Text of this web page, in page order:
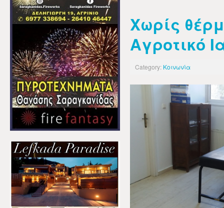
Χωρίς
Αγροτικό
Category: Κοινωνία